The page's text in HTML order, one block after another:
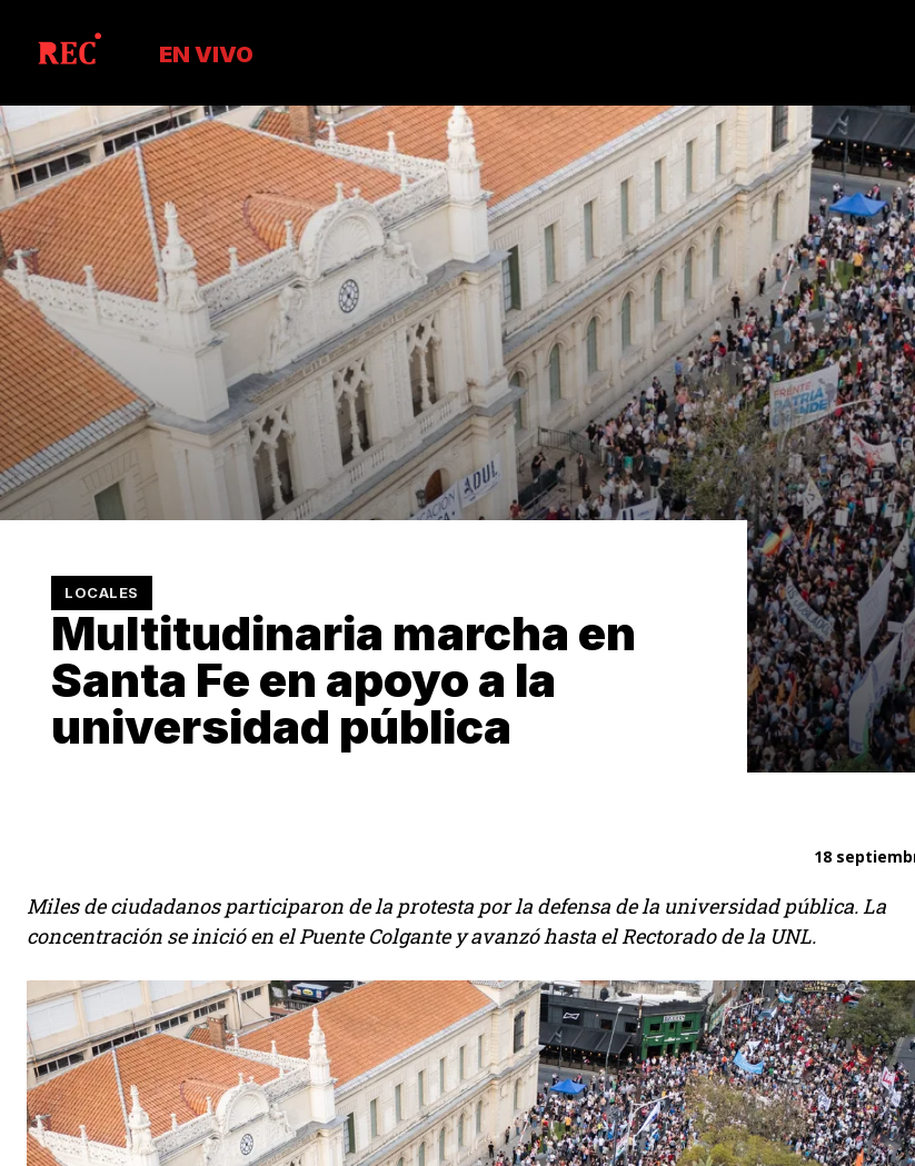
EN VIVO
LOCALES
Multitudinaria marcha en
Santa Fe en apoyo a la
universidad pública
18
Miles de ciudadanos participaron de la protesta por la defensa de la universidad pública. La
concentración se inició en el Puente Colgante y avanzó hasta el Rectorado de la UNL.